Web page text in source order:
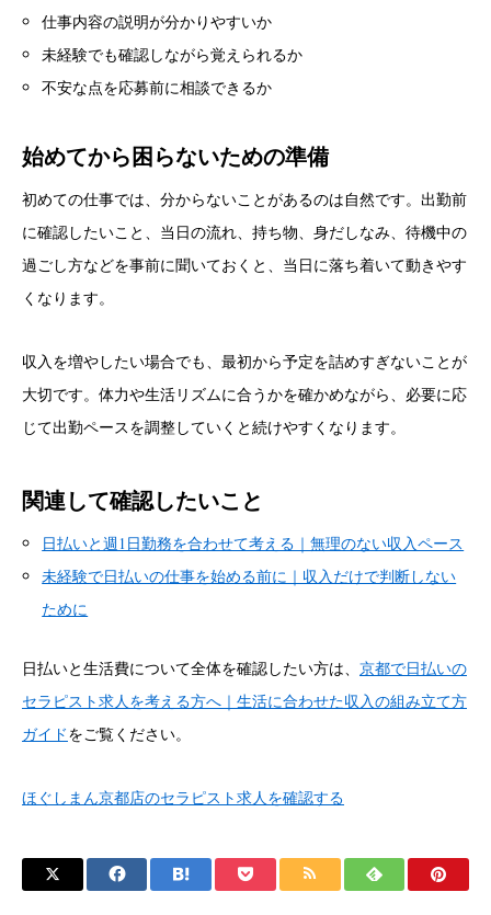
仕事内容の説明が分かりやすいか
未経験でも確認しながら覚えられるか
不安な点を応募前に相談できるか
始めてから困らないための準備
初めての仕事では、分からないことがあるのは自然です。出勤前
に確認したいこと、当日の流れ、持ち物、身だしなみ、待機中の
過ごし方などを事前に聞いておくと、当日に落ち着いて動きやす
くなります。
収入を増やしたい場合でも、最初から予定を詰めすぎないことが
大切です。体力や生活リズムに合うかを確かめながら、必要に応
じて出勤ペースを調整していくと続けやすくなります。
関連して確認したいこと
日払いと週1日勤務を合わせて考える｜無理のない収入ペース
未経験で日払いの仕事を始める前に｜収入だけで判断しない
ために
日払いと生活費について全体を確認したい方は、 京都で日払いの
セラピスト求人を考える方へ｜生活に合わせた収入の組み立て方
ガイドをご覧ください。
ほぐしまん京都店のセラピスト求人を確認する